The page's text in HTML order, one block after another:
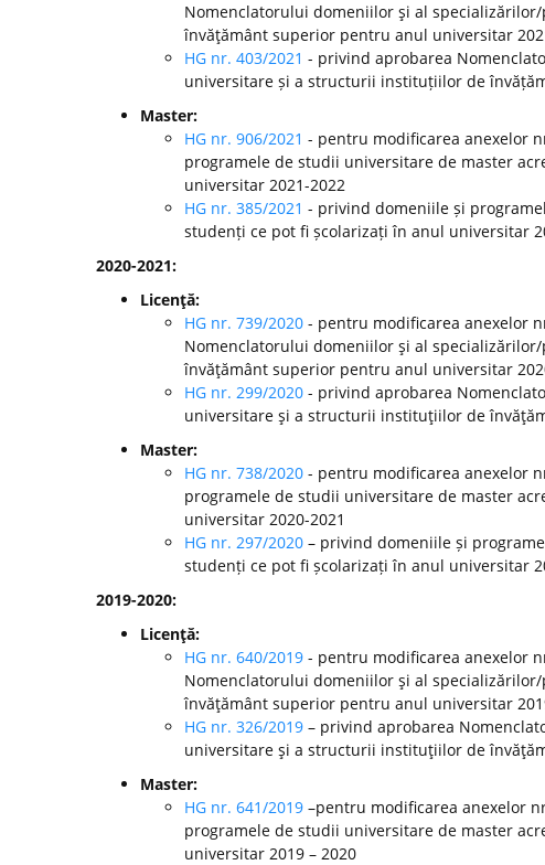
Nomenclatorului domeniilor şi al
învăţământ superior pentru anul universitar
HG nr. 403/2021 - privind aprobarea
universitare și a structurii instituțiilor de
Master:
HG nr. 906/2021 - pentru modificarea anexelor
programele de studii universitare de master
universitar 2021-2022
HG nr. 385/2021 - privind domeniile și
studenți ce pot fi școlarizați în anul universitar
2020-2021:
Licenţă:
HG nr. 739/2020 - pentru modificarea anexelor
Nomenclatorului domeniilor şi al
învăţământ superior pentru anul universitar
HG nr. 299/2020 - privind aprobarea
universitare şi a structurii instituţiilor de
Master:
HG nr. 738/2020 - pentru modificarea anexelor
programele de studii universitare de master
universitar 2020-2021
HG nr. 297/2020 – privind domeniile și
studenți ce pot fi școlarizați în anul universitar
2019-2020:
Licenţă:
HG nr. 640/2019 - pentru modificarea anexelor
Nomenclatorului domeniilor şi al
învăţământ superior pentru anul universitar
HG nr. 326/2019 – privind aprobarea
universitare şi a structurii instituţiilor de
Master:
HG nr. 641/2019 –pentru modificarea anexelor
programele de studii universitare de master
universitar 2019 – 2020